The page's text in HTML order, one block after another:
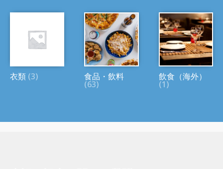
衣類 (3) 食品・飲料
(63)
飲食（海外）
(1)